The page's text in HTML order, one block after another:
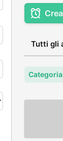
Tutti gli